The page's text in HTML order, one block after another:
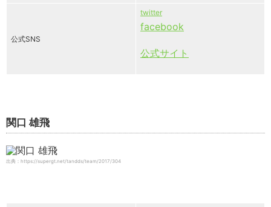
公式SNS
twitter
facebook
公式サイト
関口 雄飛
出典：https://supergt.net/tandds/team/2017/304